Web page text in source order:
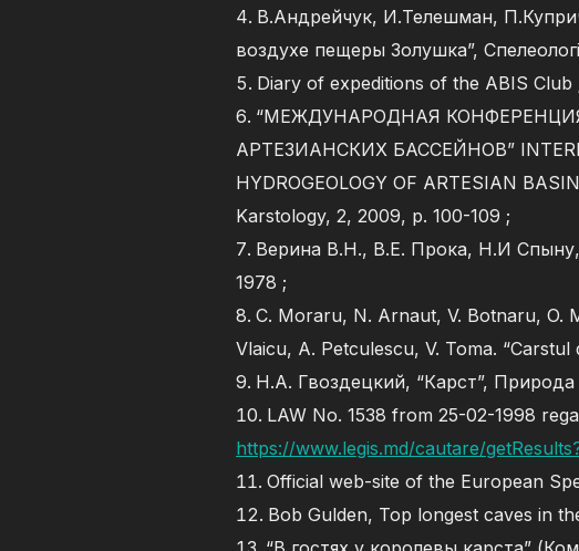
В.Андрейчук, И.Телешман,
воздухе пещеры Золушка”,
Diary of expeditions of the ABIS Club
“МЕЖДУНАРОДНАЯ
АРТЕЗИАНСКИХ БАССЕЙНОВ”
HYDROGEOLOGY OF ARTESIAN
Karstology, 2, 2009, p. 100-109 ;
Верина В.Н., В.Е. Прока, Н.И
1978 ;
C. Moraru, N. Arnaut, V. Botnaru, O.
Vlaicu, A. Petculescu, V. Toma.
Н.А. Гвоздецкий, “Карст”,
LAW No. 1538 from 25-02-1998
https://www.legis.md/cautare/
Official web-site of the European
Bob Gulden, Top longest caves in